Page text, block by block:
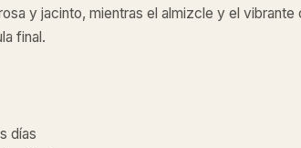
y jacinto, mientras el almizcle y el vibrante
final.
días